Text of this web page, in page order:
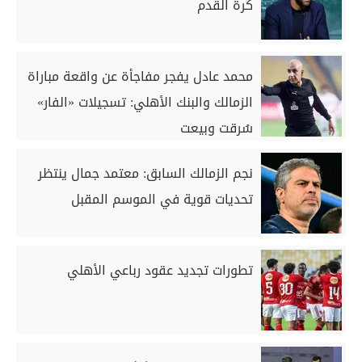
كرة القدم
محمد عادل يفجر مفاجأة عن واقعة مباراة
الزمالك والبنك الأهلي: تسجيلات «الفار»
سُرقت وبيعت
نجم الزمالك السابق: معتمد جمال ينتظر
تحديات قوية في الموسم المقبل
تطورات تجديد عقود رباعي الأهلي